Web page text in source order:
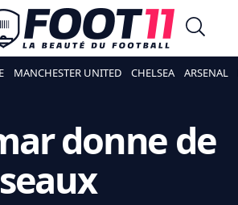
MANCHESTER UNITED CHELSEA ARSENAL
donne de